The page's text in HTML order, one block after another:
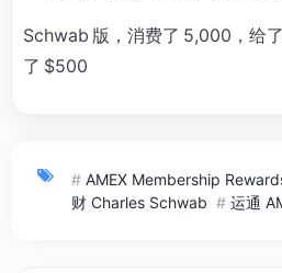
Schwab 版，消费了 5,000，给
了 $500
# AMEX Membership
财 Charles Schwab # 运通